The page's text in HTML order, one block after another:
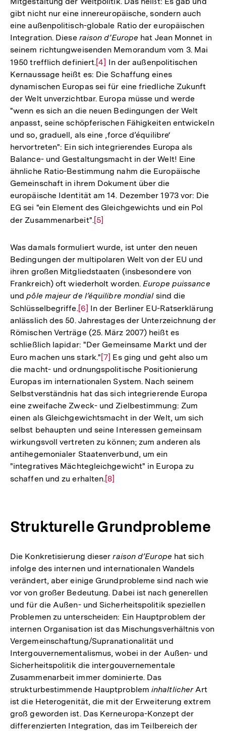
gibt nicht nur eine innereuropäische, sondern auch
eine außenpolitisch-globale Ratio der europäischen
Integration. Diese raison d’Europe hat Jean Monnet in
seinem richtungweisenden Memorandum vom 3. Mai
1950 trefflich definiert.Zur
Auflösung
der
Fußnote
[4] In der außenpolitischen
Kernaussage heißt es: Die Schaffung eines
dynamischen Europas sei für eine friedliche Zukunft
der Welt unverzichtbar. Europa müsse und werde
"wenn es sich an die neuen Bedingungen der Welt
anpasst, seine schöpferischen Fähigkeiten entwickeln
und so, graduell, als eine ‚force d’équilibre‘
hervortreten": Ein sich integrierendes Europa als
Balance- und Gestaltungsmacht in der Welt! Eine
ähnliche Ratio-Bestimmung nahm die Europäische
Gemeinschaft in ihrem Dokument über die
europäische Identität am 14. Dezember 1973 vor: Die
EG sei "ein Element des Gleichgewichts und ein Pol
der Zusammenarbeit".Zur
der
Fußnote
[5]
Was damals formuliert wurde, ist unter den neuen
Bedingungen der multipolaren Welt von der EU und
ihren großen Mitgliedstaaten (insbesondere von
Frankreich) oft wiederholt worden. Europe puissance
undpôle majeur de l’équilibre mondialsind die
Schlüsselbegriffe.Zur
Auflösung
der
Fußnote
[6] In der Berliner EU-Ratserklärung
anlässlich des 50. Jahrestages der Unterzeichnung der
Römischen Verträge (25. März 2007) heißt es
schließlich lapidar: "Der Gemeinsame Markt und der
Euro machen uns stark."Zur
Auflösung
der
Fußnote
[7] Es ging und geht also um
die macht- und ordnungspolitische Positionierung
Europas im internationalen System. Nach seinem
Selbstverständnis hat das sich integrierende Europa
eine zweifache Zweck- und Zielbestimmung: Zum
einen als Gleichgewichtsmacht in der Welt, um sich
selbst behaupten und seine Interessen gemeinsam
wirkungsvoll vertreten zu können; zum anderen als
antihegemonialer Staatenverbund, um ein
"integratives Mächtegleichgewicht" in Europa zu
schaffen und zu erhalten.Zur
[8]
Strukturelle Grundprobleme
Die Konkretisierung dieserraison d’Europe hat sich
infolge des internen und internationalen Wandels
verändert, aber einige Grundprobleme sind nach wie
vor von großer Bedeutung. Dabei ist nach generellen
und für die Außen- und Sicherheitspolitik speziellen
Problemen zu unterscheiden: Ein Hauptproblem der
internen Organisation ist das Mischungsverhältnis von
Vergemeinschaftung/Supranationalität und
Intergouvernementalismus, wobei in der Außen- und
Sicherheitspolitik die intergouvernementale
Zusammenarbeit immer dominierte. Das
strukturbestimmende Hauptproblem inhaltlicher Art
ist die Heterogenität, die mit der Erweiterung extrem
groß geworden ist. Das Kerneuropa-Konzept der
differenzierten Integration, das im Teilbereich der